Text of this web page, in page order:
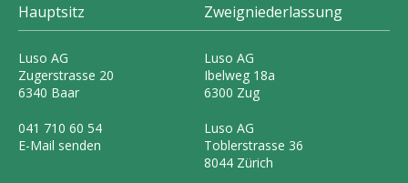
Hauptsitz
Luso AG
Zugerstrasse 20
6340 Baar
041 710 60 54
E-Mail senden
Zweigniederlassung
Luso AG
Ibelweg 18a
6300 Zug
Luso AG
Toblerstrasse 36
8044 Zürich